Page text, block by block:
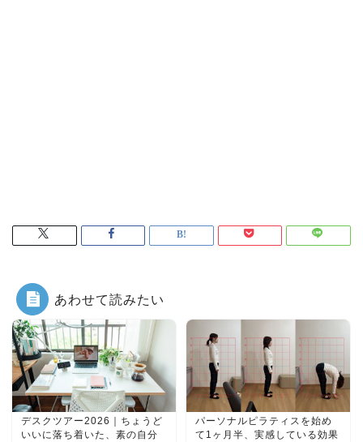
あわせて読みたい
デスクツアー2026｜ちょうど
いいに落ち着いた、素の自分
パーソナルピラティスを始め
て1ヶ月半、実感している効果